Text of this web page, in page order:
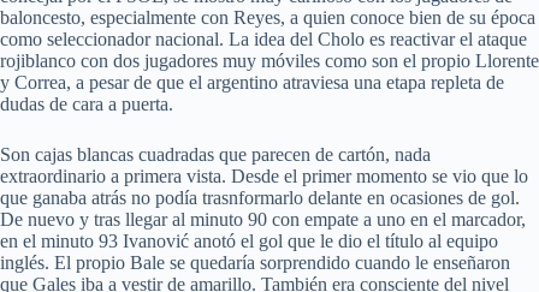
baloncesto, especialmente con Reyes, a quien conoce bien de su época
como seleccionador nacional. La idea del Cholo es reactivar el ataque
rojiblanco con dos jugadores muy móviles como son el propio Llorente
y Correa, a pesar de que el argentino atraviesa una etapa repleta de
dudas de cara a puerta.
Son cajas blancas cuadradas que parecen de cartón, nada
extraordinario a primera vista. Desde el primer momento se vio que lo
que ganaba atrás no podía trasnformarlo delante en ocasiones de gol.
De nuevo y tras llegar al minuto 90 con empate a uno en el marcador,
en el minuto 93 Ivanović anotó el gol que le dio el título al equipo
inglés. El propio Bale se quedaría sorprendido cuando le enseñaron
que Gales iba a vestir de amarillo. También era consciente del nivel